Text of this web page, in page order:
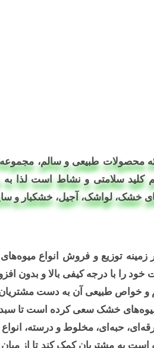
محصولات طبیعی و سالم،
کلید سلامتی و نشاط است لذا
خشک، لواشک، آجیل، خشکبار و
زمینه توزیع و فروش انواع
را با درجه کیفی بالا و بدون
و خواص طبیعی آن به دست
خشک سعی کرده است تا
حبه‌ای، مخلوط و درسته،
به مشتریان کمک کند تا از